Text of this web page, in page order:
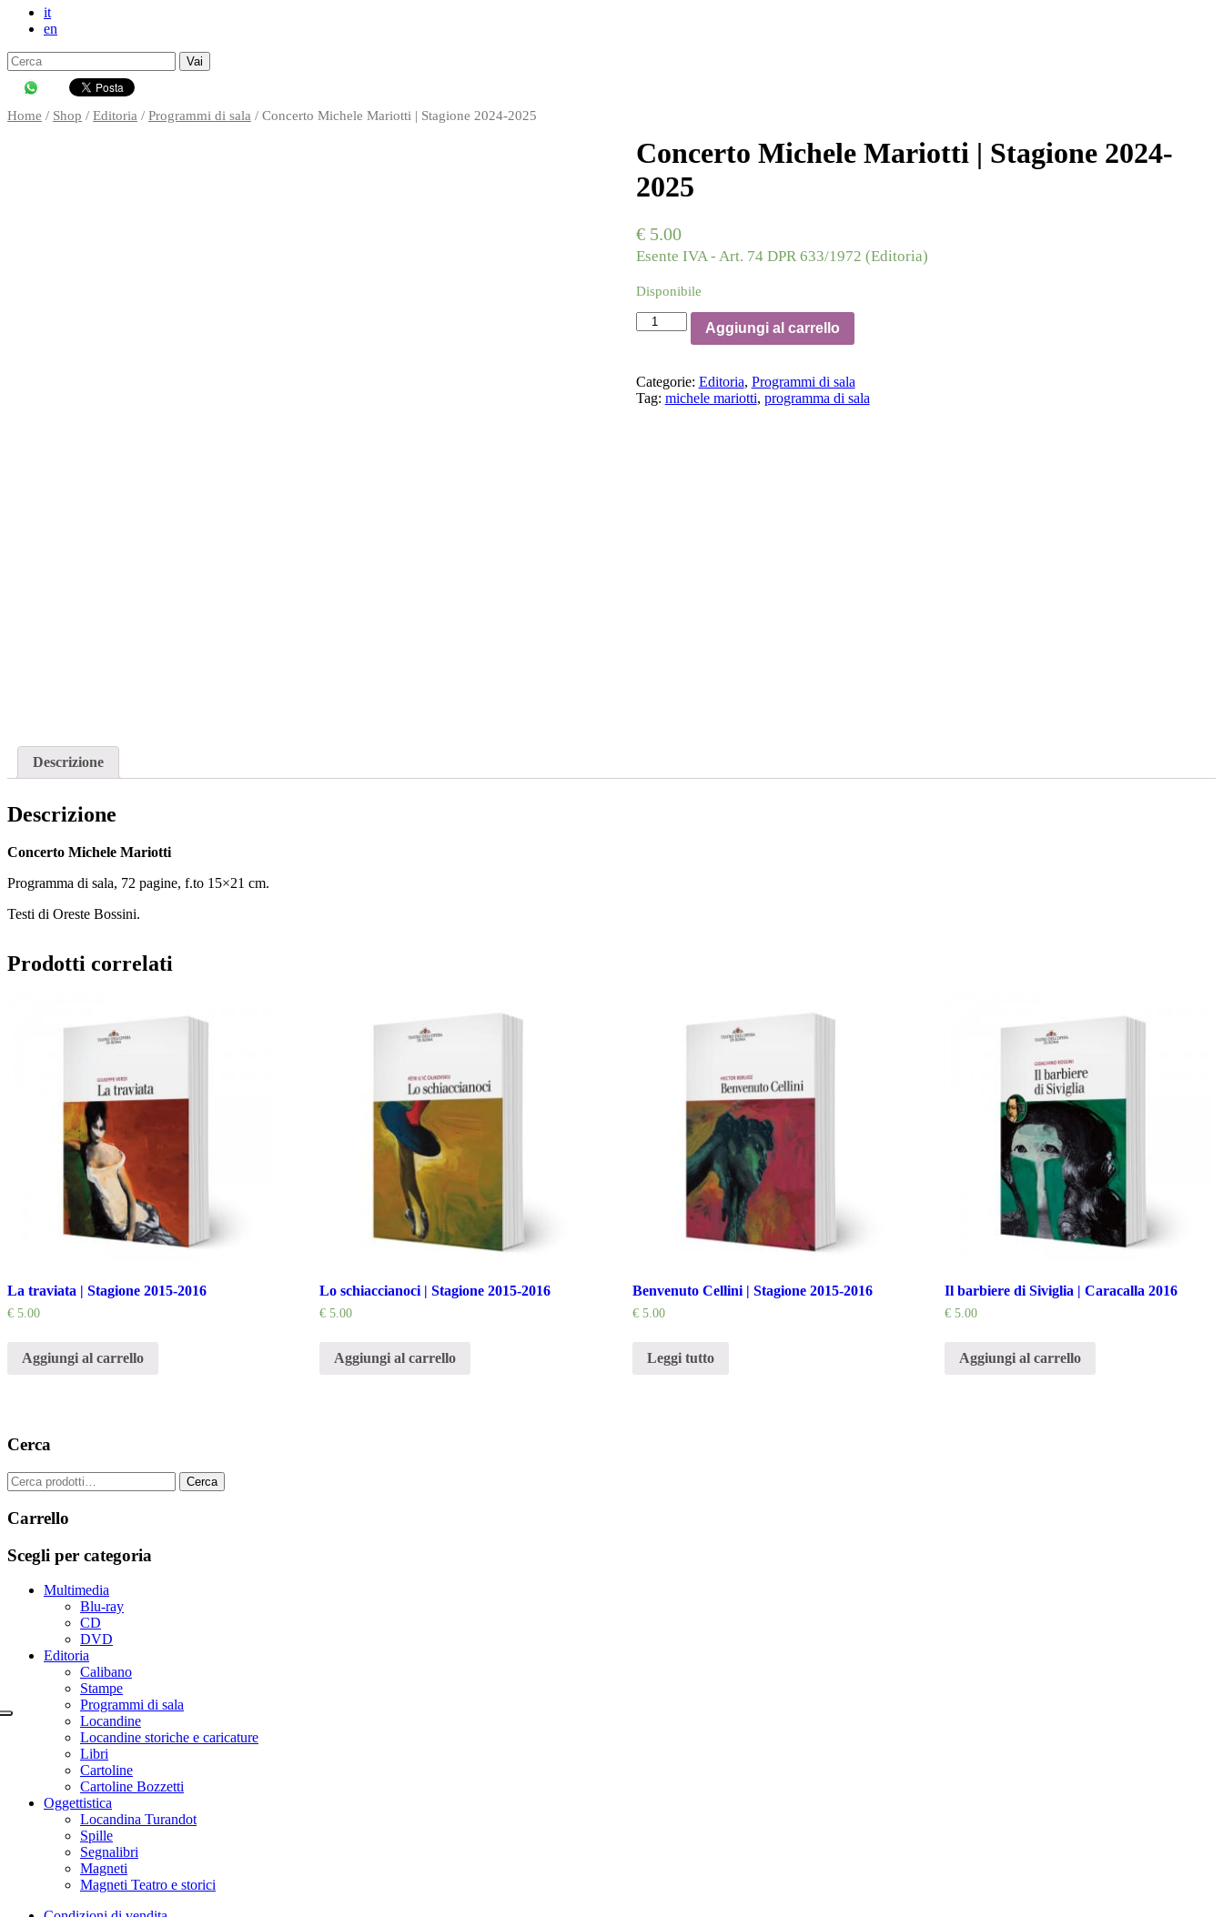
it
en
Search
Skip
to
Home / Shop / Editoria / Programmi di sala / Concerto Michele Mariotti | Stagione 2024-2025
Concerto Michele Mariotti | Stagione 2024-
2025
€5.00
Esente IVA - Art. 74 DPR 633/1972 (Editoria)
Disponibile
Concerto
Michele
Stagione
2024-
Aggiungi al carrello
Categorie: Editoria, Programmi di sala
Tag: michele mariotti, programma di sala
Descrizione
Descrizione
Concerto Michele Mariotti
Programma di sala, 72 pagine, f.to 15×21 cm.
Testi di Oreste Bossini.
Prodotti correlati
La traviata | Stagione 2015-2016
€ 5.00
Aggiungi al carrello
Lo schiaccianoci | Stagione 2015-2016
€ 5.00
Aggiungi al carrello
Benvenuto Cellini | Stagione 2015-2016
€5.00
Leggi tutto
Il barbiere di Siviglia | Caracalla 2016
€5.00
Aggiungi al carrello
Cerca
Cerca: Cerca
Carrello
Scegli per categoria
Multimedia
Blu-ray
CD
DVD
Editoria
Calibano
Stampe
Programmi di sala
Locandine
Locandine storiche e caricature
Libri
Cartoline
Cartoline Bozzetti
Oggettistica
Locandina Turandot
Spille
Segnalibri
Magneti
Magneti Teatro e storici